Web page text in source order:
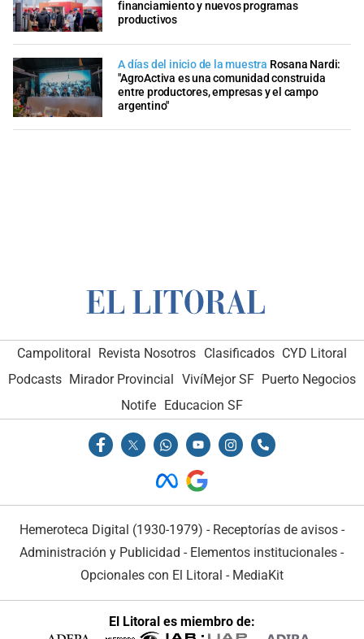
financiamiento y nuevos programas
productivos
A días del inicio de la muestra Rosana Nardi:
"AgroActiva es una comunidad construida
entre productores, empresas y el campo
argentino"
Campolitoral Revista Nosotros Clasificados CYD Litoral
Podcasts Mirador Provincial VivíMejor SF Puerto Negocios
Notife Educacion SF
Hemeroteca Digital (1930-1979) - Receptorías de avisos -
Administración y Publicidad - Elementos institucionales -
Opcionales con El Litoral - MediaKit
El Litoral es miembro de: